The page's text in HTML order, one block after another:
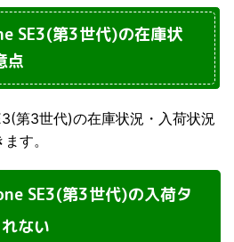
SE3(第3世代)の在庫状
点
第3世代)の在庫状況・入荷状況
す。
SE3(第3世代)の入荷タ
ない